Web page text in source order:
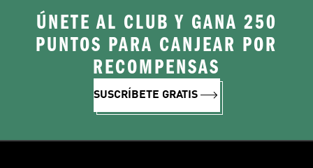
ÚNETE AL CLUB Y GANA 250
PUNTOS PARA CANJEAR POR
RECOMPENSAS
SUSCRÍBETE GRATIS